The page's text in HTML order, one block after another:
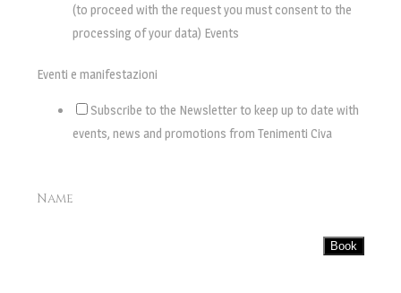
(to proceed with the request you must consent to the
processing of your data) Events
Eventi e manifestazioni
Subscribe to the Newsletter to keep up to date with
events, news and promotions from Tenimenti Civa
Name
Book